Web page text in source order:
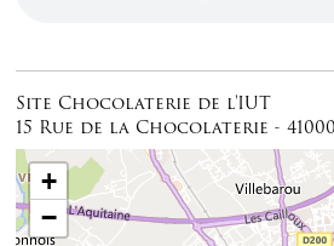
Site Chocolaterie de l'IUT
15 Rue de la Chocolaterie -
+
−